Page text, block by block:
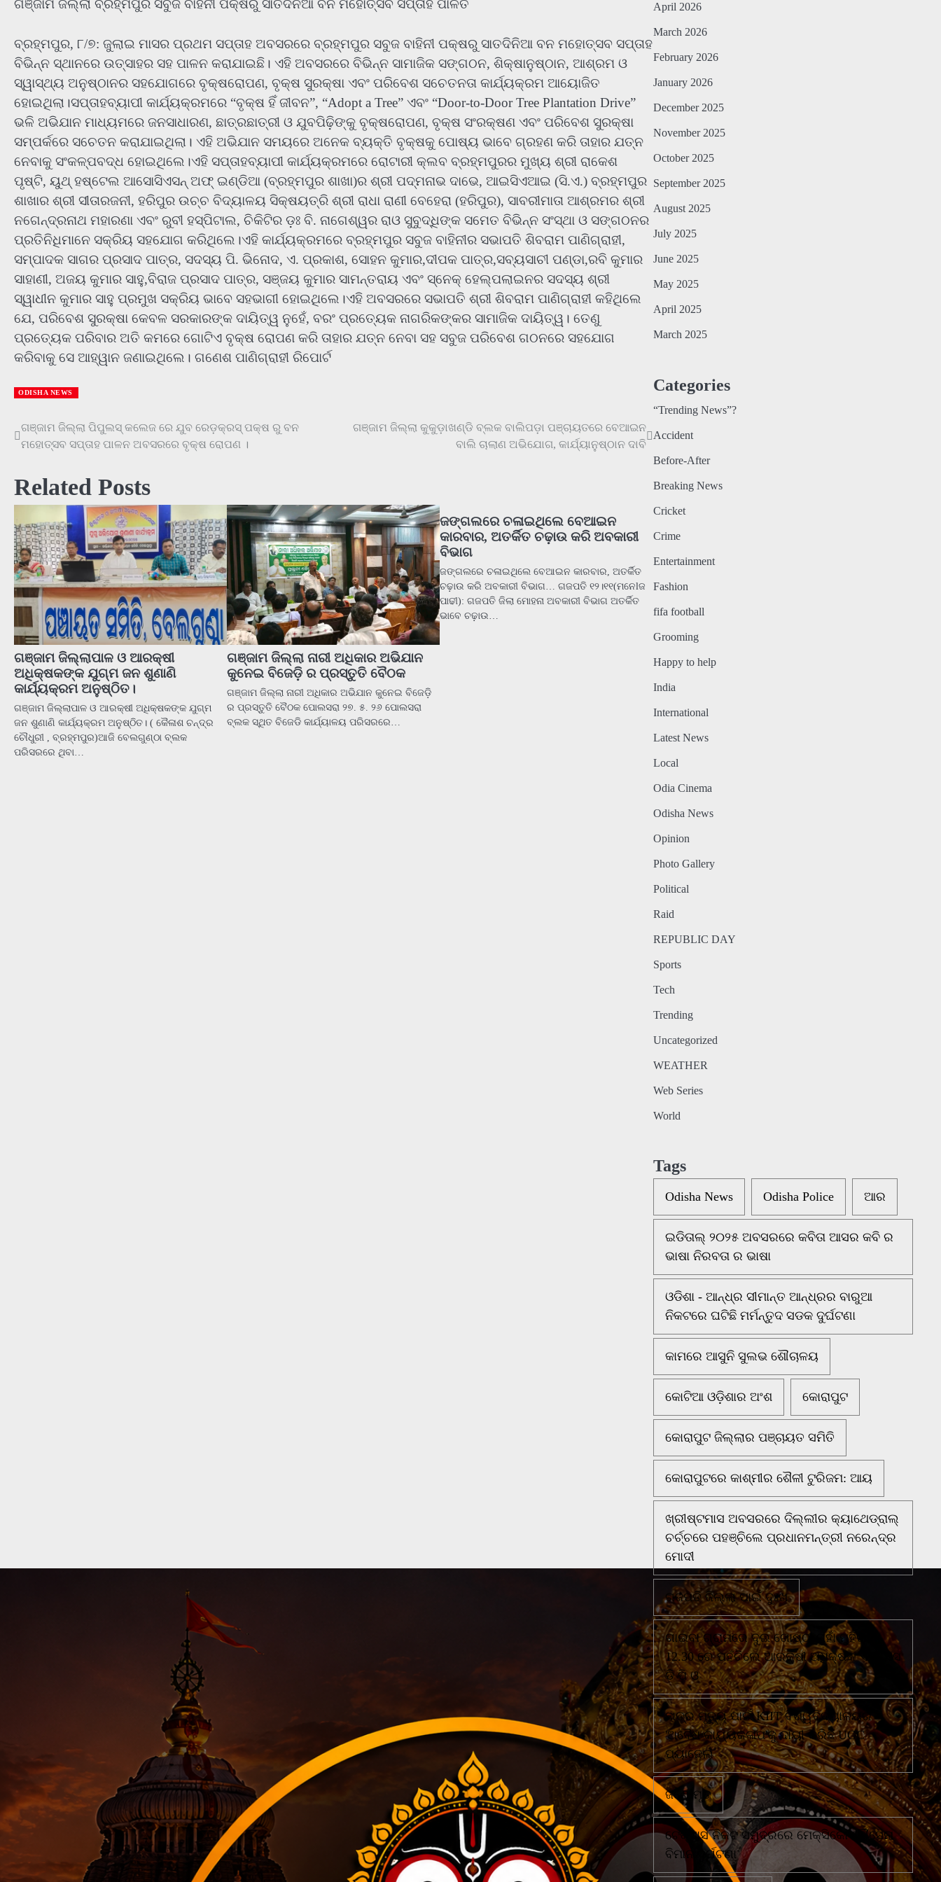
ଗଞ୍ଜାମ ଜିଲ୍ଲା ବ୍ରହ୍ମପୁର ସବୁଜ ବାହିନୀ ପକ୍ଷରୁ ସାତଦିନିଆ ବନ ମହୋତ୍ସବ ସପ୍ତାହ ପାଳିତ
ବ୍ରହ୍ମପୁର, ୮/୭: ଜୁଲାଇ ମାସର ପ୍ରଥମ ସପ୍ତାହ ଅବସରରେ ବ୍ରହ୍ମପୁର ସବୁଜ ବାହିନୀ ପକ୍ଷରୁ ସାତଦିନିଆ ବନ ମହୋତ୍ସବ ସପ୍ତାହ
ବିଭିନ୍ନ ସ୍ଥାନରେ ଉତ୍ସାହର ସହ ପାଳନ କରାଯାଇଛି। ଏହି ଅବସରରେ ବିଭିନ୍ନ ସାମାଜିକ ସଙ୍ଗଠନ, ଶିକ୍ଷାନୁଷ୍ଠାନ, ଆଶ୍ରମ ଓ
ସ୍ୱାସ୍ଥ୍ୟ ଅନୁଷ୍ଠାନର ସହଯୋଗରେ ବୃକ୍ଷରୋପଣ, ବୃକ୍ଷ ସୁରକ୍ଷା ଏବଂ ପରିବେଶ ସଚେତନତା କାର୍ଯ୍ୟକ୍ରମ ଆୟୋଜିତ
ହୋଇଥିଲା।ସପ୍ତାହବ୍ୟାପୀ କାର୍ଯ୍ୟକ୍ରମରେ “ବୃକ୍ଷ ହିଁ ଜୀବନ”, “Adopt a Tree” ଏବଂ “Door-to-Door Tree Plantation Drive”
ଭଳି ଅଭିଯାନ ମାଧ୍ୟମରେ ଜନସାଧାରଣ, ଛାତ୍ରଛାତ୍ରୀ ଓ ଯୁବପିଢ଼ିଙ୍କୁ ବୃକ୍ଷରୋପଣ, ବୃକ୍ଷ ସଂରକ୍ଷଣ ଏବଂ ପରିବେଶ ସୁରକ୍ଷା
ସମ୍ପର୍କରେ ସଚେତନ କରାଯାଇଥିଲା। ଏହି ଅଭିଯାନ ସମୟରେ ଅନେକ ବ୍ୟକ୍ତି ବୃକ୍ଷକୁ ପୋଷ୍ୟ ଭାବେ ଗ୍ରହଣ କରି ତାହାର ଯତ୍ନ
ନେବାକୁ ସଂକଳ୍ପବଦ୍ଧ ହୋଇଥିଲେ।ଏହି ସପ୍ତାହବ୍ୟାପୀ କାର୍ଯ୍ୟକ୍ରମରେ ରୋଟାରୀ କ୍ଲବ ବ୍ରହ୍ମପୁରର ମୁଖ୍ୟ ଶ୍ରୀ ରାକେଶ
ପୃଷ୍ଟି, ୟୁଥ୍ ହଷ୍ଟେଲ ଆସୋସିଏସନ୍ ଅଫ୍ ଇଣ୍ଡିଆ (ବ୍ରହ୍ମପୁର ଶାଖା)ର ଶ୍ରୀ ପଦ୍ମନାଭ ଦାଭେ, ଆଇସିଏଆଇ (ସି.ଏ.) ବ୍ରହ୍ମପୁର
ଶାଖାର ଶ୍ରୀ ସୀତାରଜନୀ, ହରିପୁର ଉଚ୍ଚ ବିଦ୍ୟାଳୟ ସିକ୍ଷୟତ୍ରି ଶ୍ରୀ ରାଧା ରାଣୀ ବେହେରା (ହରିପୁର), ସାବରୀମାତା ଆଶ୍ରମର ଶ୍ରୀ
ନଗେନ୍ଦ୍ରନାଥ ମହାରଣା ଏବଂ ରୁବୀ ହସ୍ପିଟାଲ, ଚିକିଟିର ଡ଼ଃ ବି. ନାଗେଶ୍ୱର ରାଓ ସୁବୁଦ୍ଧିଙ୍କ ସମେତ ବିଭିନ୍ନ ସଂସ୍ଥା ଓ ସଙ୍ଗଠନର
ପ୍ରତିନିଧିମାନେ ସକ୍ରିୟ ସହଯୋଗ କରିଥିଲେ।ଏହି କାର୍ଯ୍ୟକ୍ରମରେ ବ୍ରହ୍ମପୁର ସବୁଜ ବାହିନୀର ସଭାପତି ଶିବରାମ ପାଣିଗ୍ରାହୀ,
ସମ୍ପାଦକ ସାଗର ପ୍ରସାଦ ପାତ୍ର, ସଦସ୍ୟ ପି. ଭିନୋଦ, ଏ. ପ୍ରକାଶ, ସୋହନ କୁମାର,ଦୀପକ ପାତ୍ର,ସବ୍ୟସାଚୀ ପଣ୍ଡା,ରବି କୁମାର
ସାହାଣୀ, ଅଜୟ କୁମାର ସାହୁ,ବିରାଜ ପ୍ରସାଦ ପାତ୍ର, ସଞ୍ଜୟ କୁମାର ସାମନ୍ତରାୟ ଏବଂ ସ୍ନେକ୍ ହେଲ୍ପଲାଇନର ସଦସ୍ୟ ଶ୍ରୀ
ସ୍ୱାଧୀନ କୁମାର ସାହୁ ପ୍ରମୁଖ ସକ୍ରିୟ ଭାବେ ସହଭାଗୀ ହୋଇଥିଲେ।ଏହି ଅବସରରେ ସଭାପତି ଶ୍ରୀ ଶିବରାମ ପାଣିଗ୍ରାହୀ କହିଥିଲେ
ଯେ, ପରିବେଶ ସୁରକ୍ଷା କେବଳ ସରକାରଙ୍କ ଦାୟିତ୍ୱ ନୁହେଁ, ବରଂ ପ୍ରତ୍ୟେକ ନାଗରିକଙ୍କର ସାମାଜିକ ଦାୟିତ୍ୱ। ତେଣୁ
ପ୍ରତ୍ୟେକ ପରିବାର ଅତି କମରେ ଗୋଟିଏ ବୃକ୍ଷ ରୋପଣ କରି ତାହାର ଯତ୍ନ ନେବା ସହ ସବୁଜ ପରିବେଶ ଗଠନରେ ସହଯୋଗ
କରିବାକୁ ସେ ଆହ୍ୱାନ ଜଣାଇଥିଲେ। ଗଣେଶ ପାଣିଗ୍ରାହୀ ରିପୋର୍ଟ
ODISHA NEWS
Post
navigation
ଗଞ୍ଜାମ ଜିଲ୍ଲା ପିପୁଲସ୍ କଲେଜ ରେ ଯୁବ ରେଡ଼କ୍ରସ୍ ପକ୍ଷ ରୁ ବନ
ମହୋତ୍ସବ ସପ୍ତାହ ପାଳନ ଅବସରରେ ବୃକ୍ଷ ରୋପଣ ।
ଗଞ୍ଜାମ ଜିଲ୍ଲା କୁକୁଡ଼ାଖଣ୍ଡି ବ୍ଲକ ବାଲିପଡ଼ା ପଞ୍ଚାୟତରେ ବେଆଇନ
ବାଲି ଚାଲାଣ ଅଭିଯୋଗ, କାର୍ଯ୍ୟାନୁଷ୍ଠାନ ଦାବି
Related Posts
ଗଞ୍ଜାମ ଜିଲ୍ଲାପାଳ ଓ ଆରକ୍ଷୀ
ଅଧିକ୍ଷକଙ୍କ ଯୁଗ୍ମ ଜନ ଶୁଣାଣି
କାର୍ଯ୍ୟକ୍ରମ ଅନୁଷ୍ଠିତ।
ଗଞ୍ଜାମ ଜିଲ୍ଲାପାଳ ଓ ଆରକ୍ଷୀ ଅଧିକ୍ଷକଙ୍କ ଯୁଗ୍ମ
ଜନ ଶୁଣାଣି କାର୍ଯ୍ୟକ୍ରମ ଅନୁଷ୍ଠିତ। ( କୈଳାଶ ଚନ୍ଦ୍ର
ଚୌଧୁରୀ , ବ୍ରହ୍ମପୁର)ଆଜି ବେଲଗୁଣ୍ଠା ବ୍ଲକ
ପରିସରରେ ଥିବା…
ଗଞ୍ଜାମ ଜିଲ୍ଲା ନାରୀ ଅଧିକାର ଅଭିଯାନ
କୁନେଇ ବିଜେଡ଼ି ର ପ୍ରସ୍ତୁତି ବୈଠକ
ଗଞ୍ଜାମ ଜିଲ୍ଲା ନାରୀ ଅଧିକାର ଅଭିଯାନ କୁନେଇ ବିଜେଡ଼ି
ର ପ୍ରସ୍ତୁତି ବୈଠକ ପୋଲସରା ୨୭. ୫. ୨୬ ପୋଲସରା
ବ୍ଲକ ସ୍ଥିତ ବିଜେଡି କାର୍ଯ୍ୟାଳୟ ପରିସରରେ…
ଜଙ୍ଗଲରେ ଚଳାଇଥିଲେ ବେଆଇନ
କାରବାର, ଅତର୍କିତ ଚଢ଼ାଉ କରି ଅବକାରୀ
ବିଭାଗ
ଜଙ୍ଗଲରେ ଚଳାଇଥିଲେ ବେଆଇନ କାରବାର, ଅତର୍କିତ
ଚଢ଼ାଉ କରି ଅବକାରୀ ବିଭାଗ… ଗଜପତି ୧୨।୧୧(ମନେlଜ
ପାଢୀ): ଗଜପତି ଜିଲା ମୋହନା ଅବକାରୀ ବିଭାଗ ଅତର୍କିତ
ଭାବେ ଚଢ଼ାଉ…
April 2026
March 2026
February 2026
January 2026
December 2025
November 2025
October 2025
September 2025
August 2025
July 2025
June 2025
May 2025
April 2025
March 2025
Categories
“Trending News”?
Accident
Before-After
Breaking News
Cricket
Crime
Entertainment
Fashion
fifa football
Grooming
Happy to help
India
International
Latest News
Local
Odia Cinema
Odisha News
Opinion
Photo Gallery
Political
Raid
REPUBLIC DAY
Sports
Tech
Trending
Uncategorized
WEATHER
Web Series
World
Tags
Odisha News Odisha Police ଆର
ଇଡିତାଲ୍ ୨୦୨୫ ଅବସରରେ କବିତା ଆସର କବି ର
ଭାଷା ନିରବତା ର ଭାଷା
ଓଡିଶା - ଆନ୍ଧ୍ର ସୀମାନ୍ତ ଆନ୍ଧ୍ରର ବାରୁଆ
ନିକଟରେ ଘଟିଛି ମର୍ମନ୍ତୁଦ ସଡକ ଦୁର୍ଘଟଣା
କାମରେ ଆସୁନି ସୁଲଭ ଶୌଚାଳୟ
କୋଟିଆ ଓଡ଼ିଶାର ଅଂଶ କୋରାପୁଟ
କୋରାପୁଟ ଜିଲ୍ଲାର ପଞ୍ଚାୟତ ସମିତି
କୋରାପୁଟରେ କାଶ୍ମୀର ଶୈଳୀ ଟୁରିଜମ: ଆୟ
ଖ୍ରୀଷ୍ଟମାସ ଅବସରରେ ଦିଲ୍ଲୀର କ୍ୟାଥେଡ୍ରାଲ୍
ଚର୍ଚ୍ଚରେ ପହଞ୍ଚିଲେ ପ୍ରଧାନମନ୍ତ୍ରୀ ନରେନ୍ଦ୍ର
ମୋଦୀ
ଗଜପତି ଜିଲ୍ଲା ପାଇଁ ଦୁଃଖ
ଗାଇବା ଗ୍ରାମରେ ଦୁଇ ଗୋଷ୍ଠୀ ମୁହାଁ ମୁହିଁରାତି
12.30 ରେ ପହଁଚିଲେ ଆରକ୍ଷୀ ଅଧିକ୍ଷକ ଏବଂ ଏସ
ଡି ପି ଓ
ଛାତ୍ର ମୃତ୍ୟୁ ପାଇଁ KIIT ବିଶ୍ୱବିଦ୍ୟାଳୟର
'ଅବୈଧ କାର୍ଯ୍ୟକଳାପ'କୁ ଦାୟୀ କରିଛି UGC
ପ୍ୟାନେଲ
ଜଣେ ମୃତ
ଟେକ୍ସାସ ନିକଟ ସମୁଦ୍ରରେ ମେକ୍ସିକୋ ନୌସେନା
ବିମାନ ଦୁର୍ଘଟଣା